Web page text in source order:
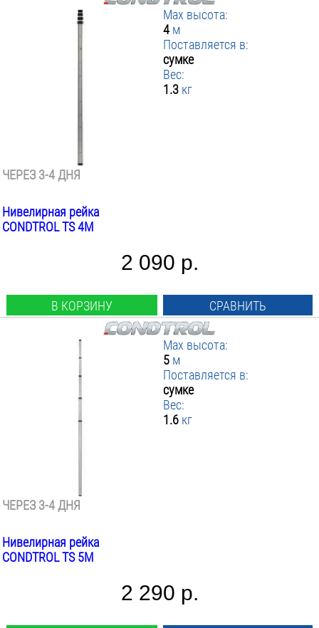
Max высота:
4 м
Поставляется в:
сумке
Вес:
1.3 кг
ЧЕРЕЗ 3-4 ДНЯ
Нивелирная рейка
CONDTROL TS 4M
2 090 р.
В КОРЗИНУ СРАВНИТЬ
Max высота:
5 м
Поставляется в:
сумке
Вес:
1.6 кг
ЧЕРЕЗ 3-4 ДНЯ
Нивелирная рейка
CONDTROL TS 5M
2 290 р.